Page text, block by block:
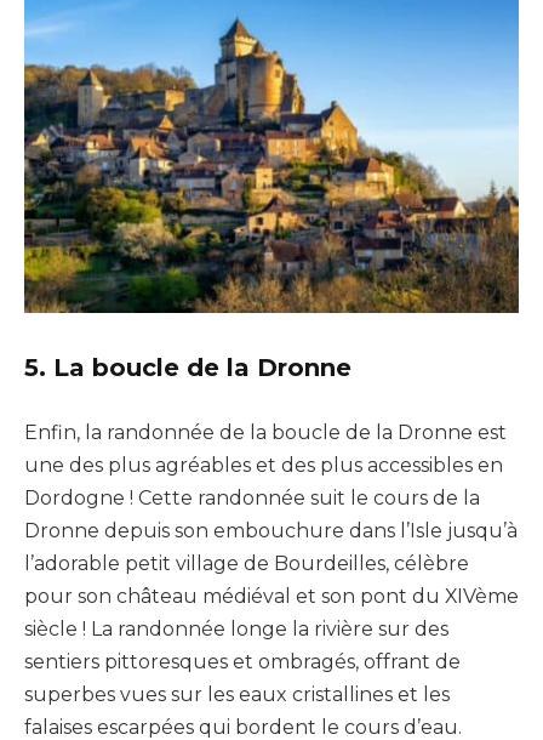
5. La boucle de la Dronne
Enfin, la randonnée de la boucle de la Dronne est
une des plus agréables et des plus accessibles en
Dordogne ! Cette randonnée suit le cours de la
Dronne depuis son embouchure dans l’Isle jusqu’à
l’adorable petit village de Bourdeilles, célèbre
pour son château médiéval et son pont du XIVème
siècle ! La randonnée longe la rivière sur des
sentiers pittoresques et ombragés, offrant de
superbes vues sur les eaux cristallines et les
falaises escarpées qui bordent le cours d’eau.